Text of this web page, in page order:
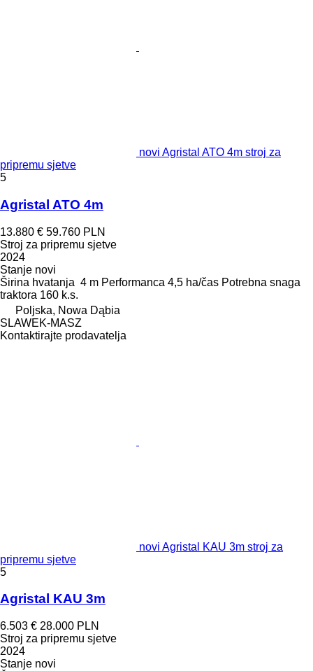
novi Agristal ATO 4m stroj za
pripremu sjetve
5
Agristal ATO 4m
13.880 € 59.760 PLN
Stroj za pripremu sjetve
2024
Stanje novi
Širina hvatanja 4 m Performanca 4,5 ha/čas Potrebna snaga
traktora 160 k.s.
Poljska, Nowa Dąbia
SLAWEK-MASZ
Kontaktirajte prodavatelja
novi Agristal KAU 3m stroj za
pripremu sjetve
5
Agristal KAU 3m
6.503 € 28.000 PLN
Stroj za pripremu sjetve
2024
Stanje novi